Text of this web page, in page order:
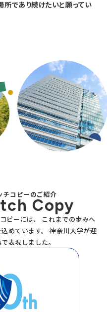
であり続けたいと願ってい
チコピーのご紹介
Copy
ピーには、
これまでの歩みへ
めています。
神奈川大学が迎
表現しました。